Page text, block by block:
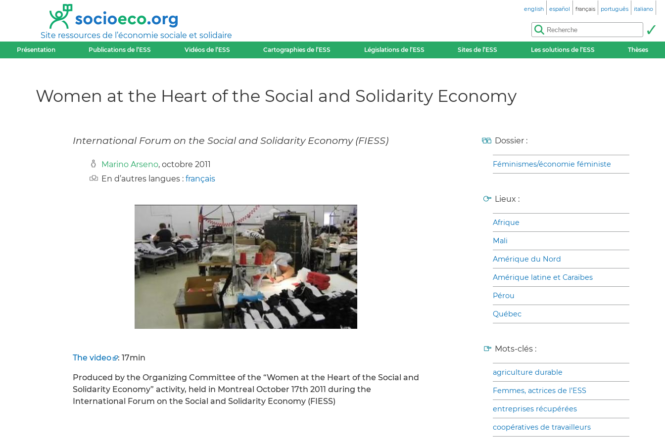
Site ressources de l’économie sociale et solidaire
english español français português italiano
Présentation Publications de l’ESS Vidéos de l’ESS Cartographies de l’ESS Législations de l’ESS Sites de l’ESS Les solutions de l’ESS Thèses
Women at the Heart of the Social and Solidarity Economy
International Forum on the Social and Solidarity Economy (FIESS)
Marino Arseno, octobre 2011
En d’autres langues : français
The video : 17min
Produced by the Organizing Committee of the “Women at the Heart of the Social and
Solidarity Economy” activity, held in Montreal October 17th 2011 during the
International Forum on the Social and Solidarity Economy (FIESS)
Dossier :
Féminismes/économie féministe
Lieux :
Afrique
Mali
Amérique du Nord
Amérique latine et Caraïbes
Pérou
Québec
Mots-clés :
agriculture durable
Femmes, actrices de l’ESS
entreprises récupérées
coopératives de travailleurs